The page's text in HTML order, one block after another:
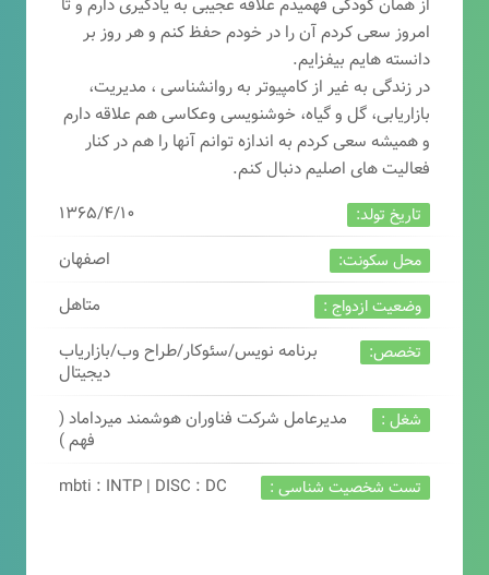
امروز سعی کردم آن را در خودم حفظ کنم و هر روز بر
دانسته هایم بیفزایم.
در زندگی به غیر از کامپیوتر به روانشناسی ، مدیریت،
بازاریابی، گل و گیاه، خوشنویسی وعکاسی هم علاقه دارم
و همیشه سعی کردم به اندازه توانم آنها را هم در کنار
فعالیت های اصلیم دنبال کنم.
تاریخ تولد: ۱۳۶۵/۴/۱۰
محل سکونت: اصفهان
وضعیت ازدواج : متاهل
تخصص:
برنامه نویس/سئوکار/طراح وب/بازاریاب
دیجیتال
شغل :
مدیرعامل شرکت فناوران هوشمند میرداماد (
فهم )
تست شخصیت شناسی : mbti : INTP | DISC : DC